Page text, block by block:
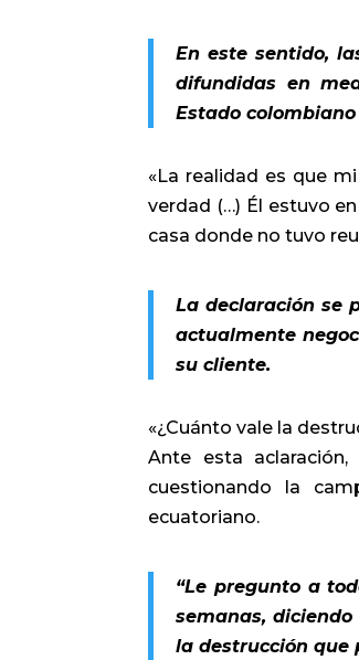
En este sentido,
difundidas en
Estado
«La realidad es que
verdad (…) Él estuvo
casa donde no tuvo
La declaración se
actualmente
su cliente.
«¿Cuánto vale la
Ante esta
cuestionando la
ecuatoriano.
“Le pregunto a
semanas,
la destrucción que